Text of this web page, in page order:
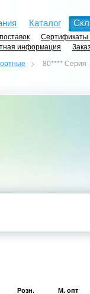
Каталог
Сертификаты
информация
80**** Серия
Розн. М. опт